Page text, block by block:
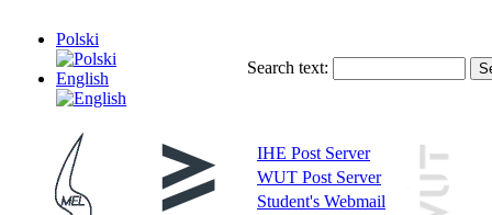
Polski
English
Search text:
IHE Post Server
WUT Post Server
Student's Webmail